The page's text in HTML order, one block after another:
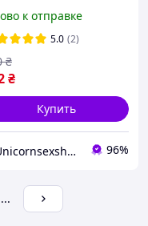
веревка Passion
к отправке
5.0 (2)
₴
₴
Купить
🌟Unicornsexshop🌟получи🎁, пиши в заказе "хочу 🎁" 96%
...